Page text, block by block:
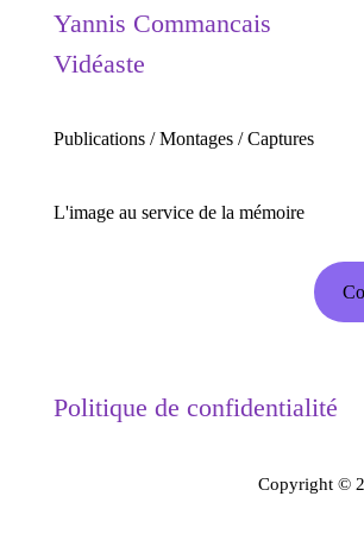
Yannis Commancais
Vidéaste
Publications / Montages / Captures
L'image au service de la mémoire
Politique de confidentialité
Copyright ©